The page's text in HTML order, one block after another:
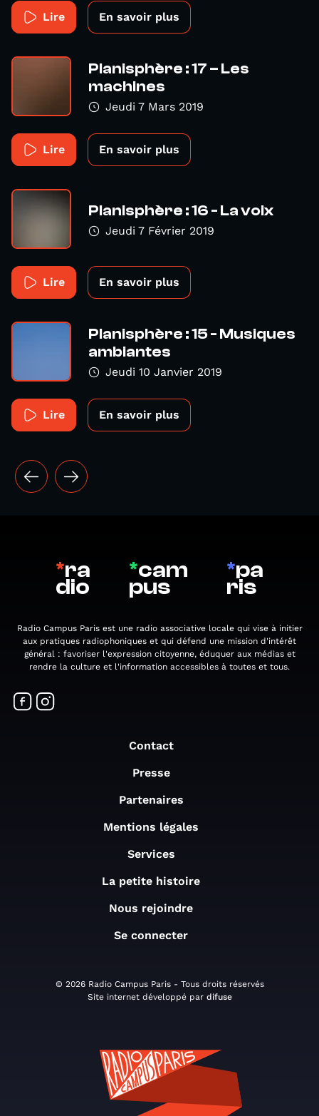
Lire En savoir plus
Planisphère : 17 – Les
machines
Jeudi 7 Mars 2019
Lire En savoir plus
Planisphère : 16 - La voix
Jeudi 7 Février 2019
Lire En savoir plus
Planisphère : 15 - Musiques
ambiantes
Jeudi 10 Janvier 2019
Lire En savoir plus
*ra
dio
*cam
pus
*pa
ris
Radio Campus Paris est une radio associative locale qui vise à initier
aux pratiques radiophoniques et qui défend une mission d'intérêt
général : favoriser l'expression citoyenne, éduquer aux médias et
rendre la culture et l'information accessibles à toutes et tous.
Contact
Presse
Partenaires
Mentions légales
Services
La petite histoire
Nous rejoindre
Se connecter
© 2026 Radio Campus Paris - Tous droits réservés
Site internet développé par difuse